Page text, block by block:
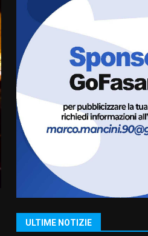
ULTIME NOTIZIE
6 Agosto
La magia
prima
Belvedere. Il
6 Agosto 2026
1
“I
Banda”
7 Agosto 2026
2
US Fasano,
“Profonda
esclusione